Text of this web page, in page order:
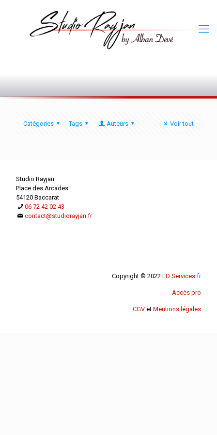
Catégories Tags Auteurs Voir tout
Studio Rayjan
Place des Arcades
54120 Baccarat
06 72 42 02 43
contact@studiorayjan.fr
Copyright © 2022 ED Services.fr
Accès pro
CGV et Mentions légales